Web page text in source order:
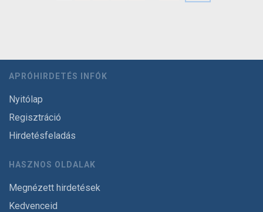
APRÓHIRDETÉS INFÓK
Nyitólap
Regisztráció
Hirdetésfeladás
HASZNOS OLDALAK
Megnézett hirdetések
Kedvenceid